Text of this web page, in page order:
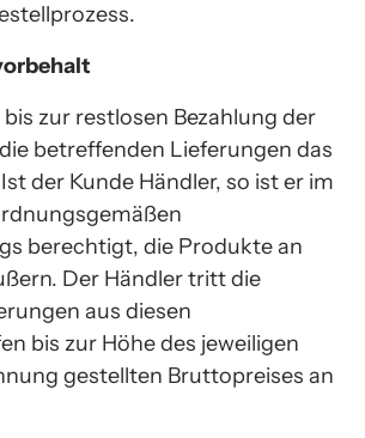
zur restlosen Bezahlung der
betreffenden Lieferungen das
der Kunde Händler, so ist er im
berechtigt, die Produkte an
Der Händler tritt die
aus diesen
bis zur Höhe des jeweiligen
gestellten Bruttopreises an